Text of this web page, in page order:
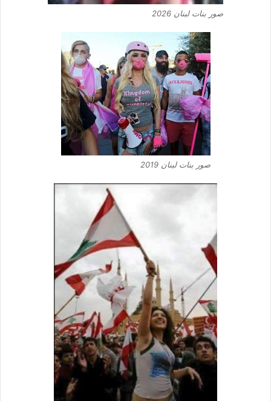
صور بنات لبنان 2026
صور بنات لبنان 2019